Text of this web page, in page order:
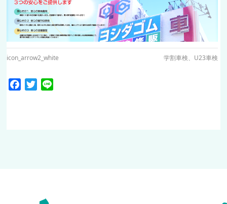
icon_arrow2_white 学割車検、U23車検
Facebook
Twitter